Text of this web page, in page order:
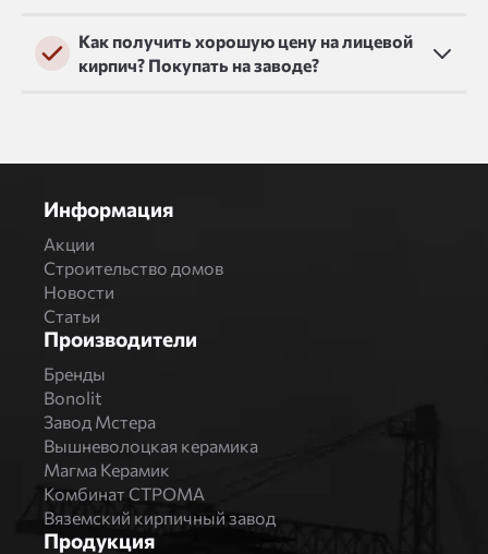
Как получить хорошую цену на лицевой
кирпич? Покупать на заводе?
Информация
Акции
Строительство домов
Новости
Статьи
Производители
Бренды
Bonolit
Завод Мстера
Вышневолоцкая керамика
Магма Керамик
Комбинат СТРОМА
Вяземский кирпичный завод
Продукция